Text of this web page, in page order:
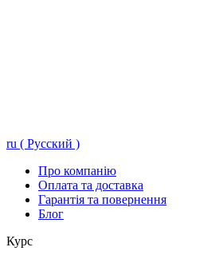
ru ( Русский )
Про компанію
Оплата та доставка
Гарантія та повернення
Блог
Курс